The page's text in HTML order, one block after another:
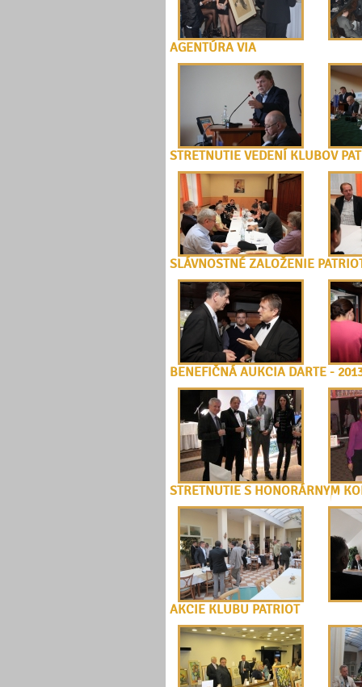
AGENTÚRA VIA
STRETNUTIE VEDENÍ KLUBOV
SLÁVNOSTNÉ ZALOŽENIE
BENEFIČNÁ AUKCIA DARTE -
STRETNUTIE S HONORÁRNYM
AKCIE KLUBU PATRIOT